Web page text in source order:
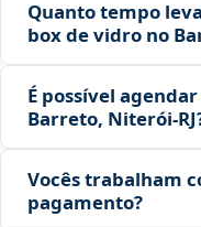
Quanto tempo
box de vidro no
É possível
Barreto,
Vocês trabalham
pagamento?